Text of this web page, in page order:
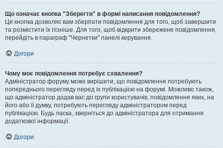
Що означає кнопка "Зберегти" в формі написання повідомлення?
Ця кнопка дозволяє вам зберігати повідомлення для того, щоб завершити
та розмістити їх пізніше. Для того, щоб відкрити збережене повідомлення,
перейдіть в параграф "Чернетки" панелі керування.
Догори
Чому моє повідомлення потребує схвалення?
Адміністратор форуму може вирішити, що повідомлення потребують
попереднього перегляду перед їх публікацією на форумі. Можливо також,
що адміністратор додав вас до групи користувачів, повідомлення яких, на
його або її думку, потребують перегляду адміністратором перед
публікацією. Будь ласка, зверніться до адміністратора для отримання
додаткової інформації.
Догори